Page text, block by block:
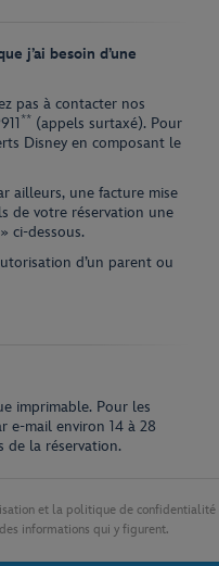
j’ai besoin d’une
pas à contacter nos
** (appels surtaxé). Pour
Disney en composant le
ailleurs, une facture mise
de votre réservation une
ci-dessous.
d’un parent ou
imprimable. Pour les
e-mail environ 14 à 28
de la réservation.
et la politique de
informations qui y figurent.